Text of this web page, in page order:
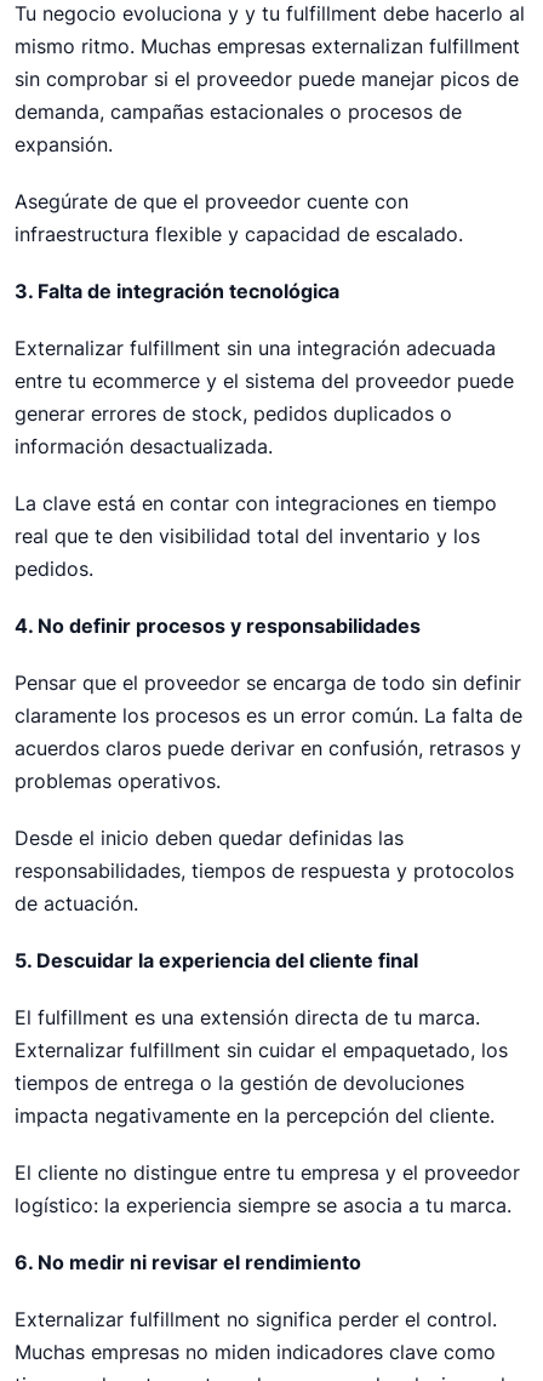
Tu negocio evoluciona y y tu fulfillment debe hacerlo al
mismo ritmo. Muchas empresas externalizan fulfillment
sin comprobar si el proveedor puede manejar picos de
demanda, campañas estacionales o procesos de
expansión.
Asegúrate de que el proveedor cuente con
infraestructura flexible y capacidad de escalado.
3. Falta de integración tecnológica
Externalizar fulfillment sin una integración adecuada
entre tu ecommerce y el sistema del proveedor puede
generar errores de stock, pedidos duplicados o
información desactualizada.
La clave está en contar con integraciones en tiempo
real que te den visibilidad total del inventario y los
pedidos.
4. No definir procesos y responsabilidades
Pensar que el proveedor se encarga de todo sin definir
claramente los procesos es un error común. La falta de
acuerdos claros puede derivar en confusión, retrasos y
problemas operativos.
Desde el inicio deben quedar definidas las
responsabilidades, tiempos de respuesta y protocolos
de actuación.
5. Descuidar la experiencia del cliente final
El fulfillment es una extensión directa de tu marca.
Externalizar fulfillment sin cuidar el empaquetado, los
tiempos de entrega o la gestión de devoluciones
impacta negativamente en la percepción del cliente.
El cliente no distingue entre tu empresa y el proveedor
logístico: la experiencia siempre se asocia a tu marca.
6. No medir ni revisar el rendimiento
Externalizar fulfillment no significa perder el control.
Muchas empresas no miden indicadores clave como